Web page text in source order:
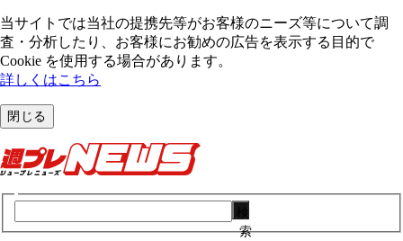
当サイトでは当社の提携先等がお客様のニーズ等について調
査・分析したり、お客様にお勧めの広告を表⽰する⽬的で
Cookie を使⽤する場合があります。
詳しくはこちら
閉じる
索